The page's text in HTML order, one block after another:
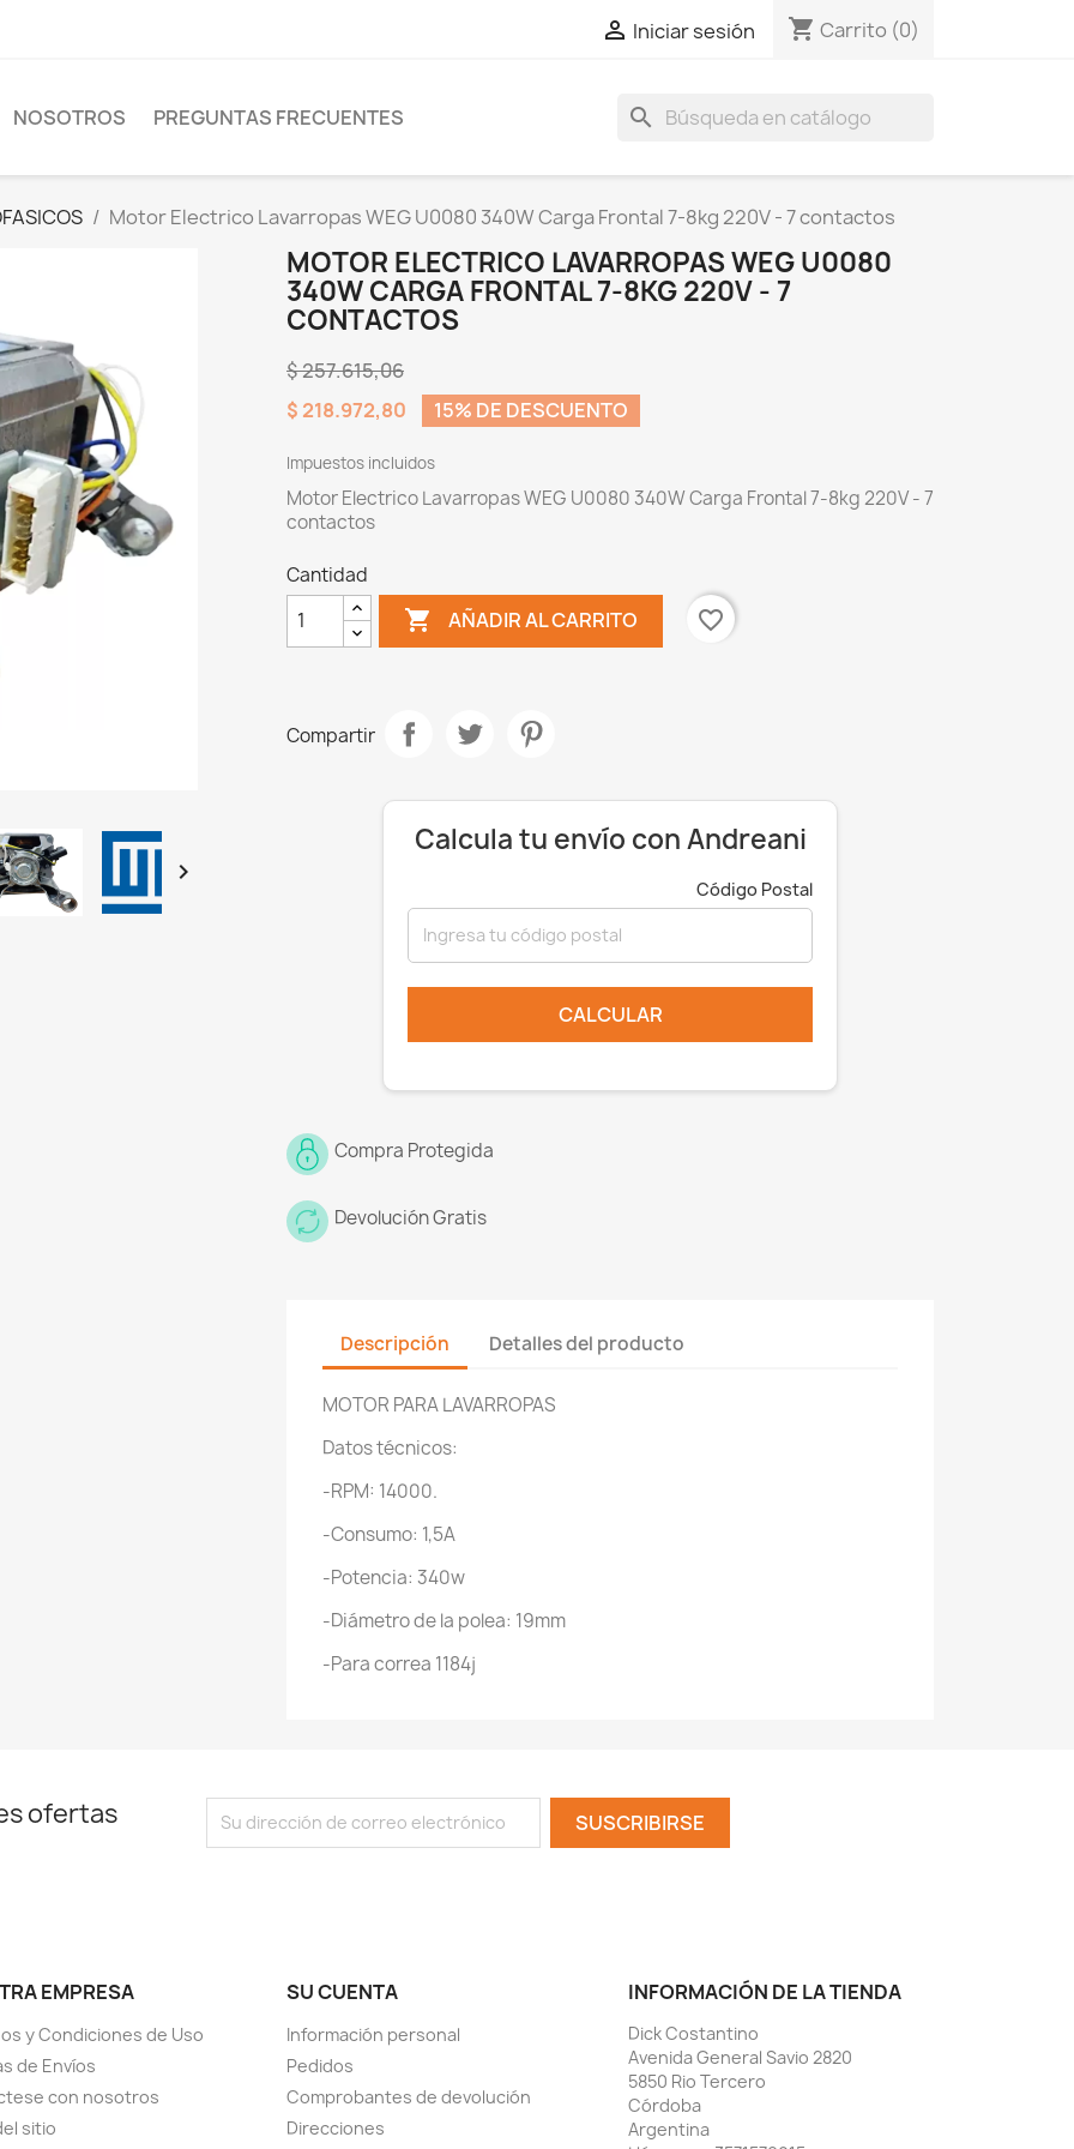
 Iniciar sesión shopping_cart Carrito (0)
NOSOTROS PREGUNTAS FRECUENTES search
Motor Electrico Lavarropas WEG U0080 340W Carga Frontal 7-8kg 220V - 7 contactos

MOTOR ELECTRICO LAVARROPAS WEG U0080
340W CARGA FRONTAL 7-8KG 220V - 7
CONTACTOS
$ 257.615,06
$ 218.972,80
15% DE DESCUENTO
Impuestos incluidos
Motor Electrico Lavarropas WEG U0080 340W Carga Frontal 7-8kg 220V - 7
contactos
Cantidad
 AÑADIR AL CARRITO favorite_border
Compartir
Calcula tu envío con Andreani
Código Postal
CALCULAR
Compra Protegida
Devolución Gratis
Descripción Detalles del producto
MOTOR PARA LAVARROPAS
Datos técnicos:
-RPM: 14000.
-Consumo: 1,5A
-Potencia: 340w
-Diámetro de la polea: 19mm
-Para correa 1184j
ofertas
EMPRESA
y Condiciones de Uso
de Envíos
con nosotros
sitio
SU CUENTA
Información personal
Pedidos
Comprobantes de devolución
Direcciones
INFORMACIÓN DE LA TIENDA
Dick Costantino
Avenida General Savio 2820
5850 Rio Tercero
Córdoba
Argentina
×
Crear lista de deseos